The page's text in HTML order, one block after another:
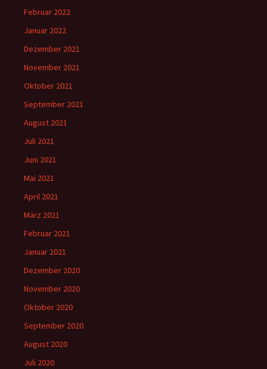
Februar 2022
Januar 2022
Dezember 2021
November 2021
Oktober 2021
September 2021
August 2021
Juli 2021
Juni 2021
Mai 2021
April 2021
März 2021
Februar 2021
Januar 2021
Dezember 2020
November 2020
Oktober 2020
September 2020
August 2020
Juli 2020